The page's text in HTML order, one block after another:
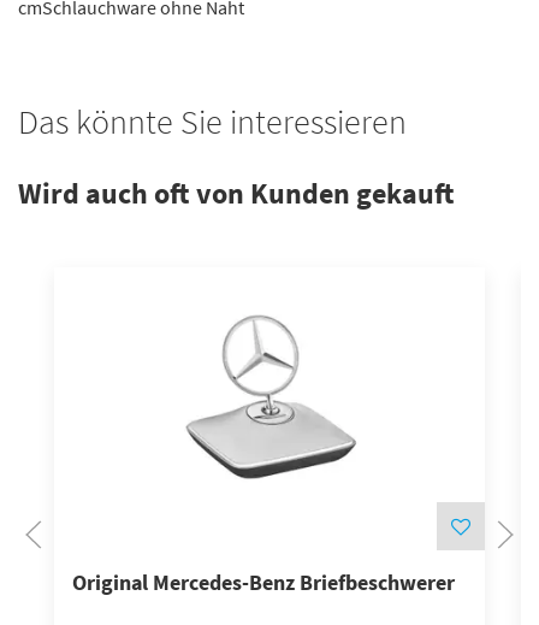
cmSchlauchware ohne Naht
Das könnte Sie interessieren
Wird auch oft von Kunden gekauft
Original Mercedes-Benz Briefbeschwerer